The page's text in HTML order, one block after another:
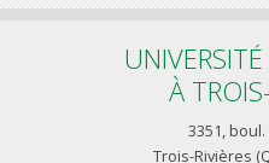
À
3351,
Trois-Rivières